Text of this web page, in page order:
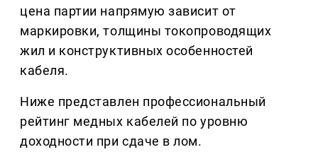
цена партии напрямую зависит от
маркировки, толщины токопроводящих
жил и конструктивных особенностей
кабеля.
Ниже представлен профессиональный
рейтинг медных кабелей по уровню
доходности при сдаче в лом.